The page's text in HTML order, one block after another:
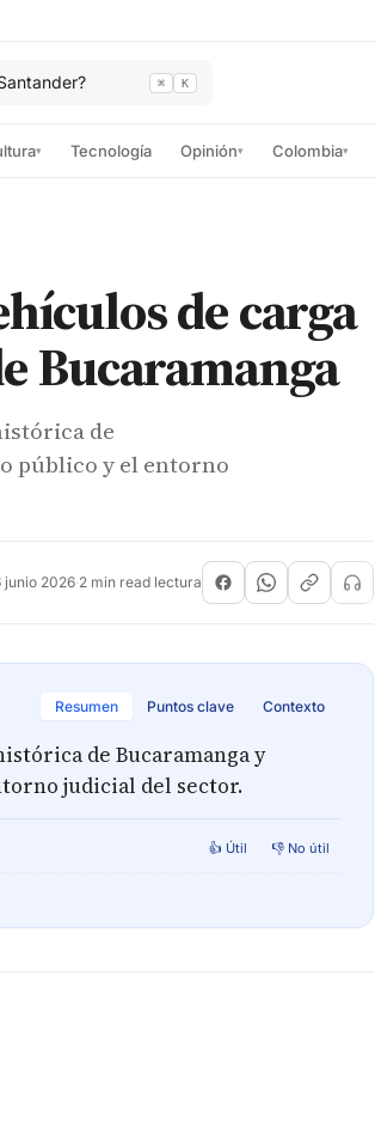
⌘ K
▾ Tecnología Opinión▾ Colombia▾
de carga
Bucaramanga
de
público y el entorno
junio 2026·2 min read lectura
Resumen Puntos clave Contexto
de Bucaramanga y
judicial del sector.
👍 Útil 👎 No útil